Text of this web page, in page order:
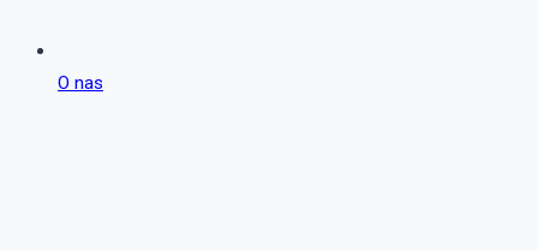
O nas